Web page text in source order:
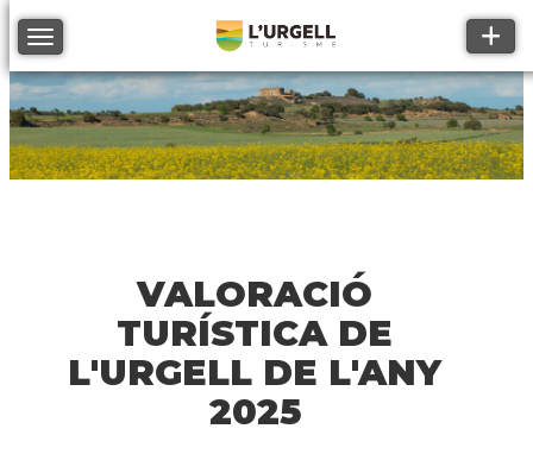
Toggle navigation
VALORACIÓ
TURÍSTICA DE
L'URGELL DE L'ANY
2025